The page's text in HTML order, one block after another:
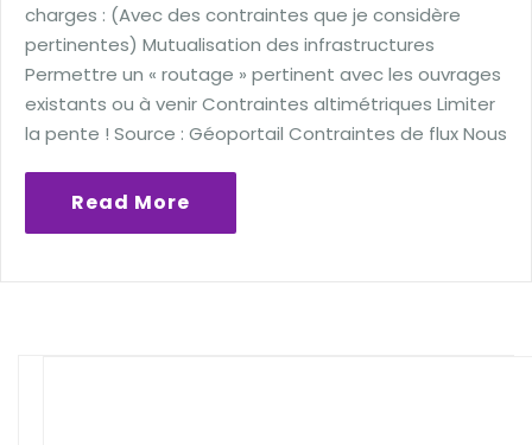
charges : (Avec des contraintes que je considère
pertinentes) Mutualisation des infrastructures
Permettre un « routage » pertinent avec les ouvrages
existants ou à venir Contraintes altimétriques Limiter
la pente ! Source : Géoportail Contraintes de flux Nous
Read More